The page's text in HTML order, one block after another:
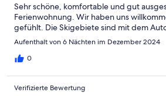
Sehr schöne, komfortable und gut
Ferienwohnung. Wir haben uns
gefühlt. Die Skigebiete sind mit dem
Aufenthalt von 6 Nächten im Dezember 2024
0
Verifizierte Bewertung